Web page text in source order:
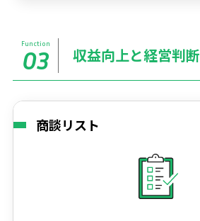
Function
03 収益向上と経営判断
商談リスト